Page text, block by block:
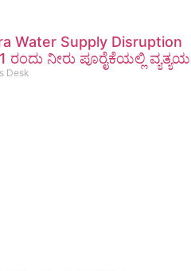
Water Supply Disruption
ನೀರು ಪೂರೈಕೆಯಲ್ಲಿ ವ್ಯತ್ಯಯ
Desk